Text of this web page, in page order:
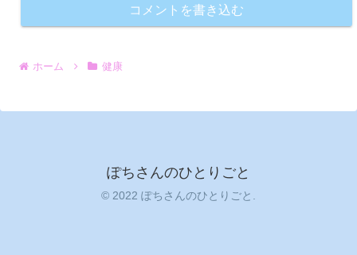
コメントを書き込む
ホーム 健康
ぽちさんのひとりごと
© 2022 ぽちさんのひとりごと.